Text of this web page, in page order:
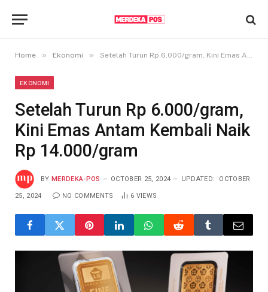
Home » Ekonomi » Setelah Turun Rp 6.000/gram, Kini Emas Antam Kembali Naik Rp 14.000/gram
EKONOMI
Setelah Turun Rp 6.000/gram,
Kini Emas Antam Kembali Naik
Rp 14.000/gram
BY MERDEKA-POS OCTOBER 25, 2024 UPDATED: OCTOBER
25, 2024 NO COMMENTS 6 VIEWS